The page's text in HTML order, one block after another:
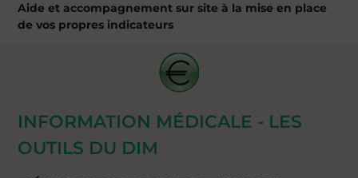
Aide et accompagnement sur site à la mise en place
de vos propres indicateurs
INFORMATION MÉDICALE - LES
OUTILS DU DIM